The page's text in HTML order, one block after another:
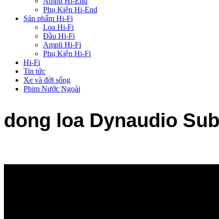
Phụ Kiện Hi-End
Sản phẩm Hi-Fi
Loa Hi-Fi
Đầu Hi-Fi
Ampli Hi-Fi
Phụ Kiện Hi-Fi
Hi-Fi
Tin tức
Xe và đời sống
Phim Nước Ngoài
dong loa Dynaudio